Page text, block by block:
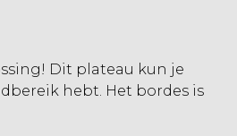
Dit plateau kun je
hebt. Het bordes is